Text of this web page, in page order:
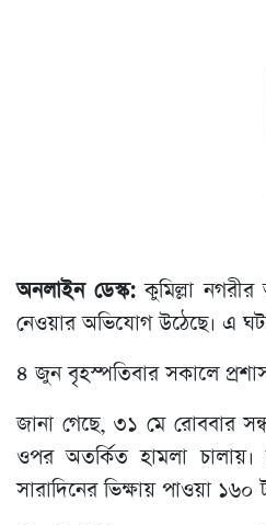
অনলাইন ডেস্ক:কুমিল্লা
নেওয়ার অভিযোগ উঠেছে। এ
৪ জুন বৃহস্পতিবার সকালে
জানা গেছে, ৩১ মে রোববার
ওপর অতর্কিত হামলা
সারাদিনের ভিক্ষায় পাওয়া